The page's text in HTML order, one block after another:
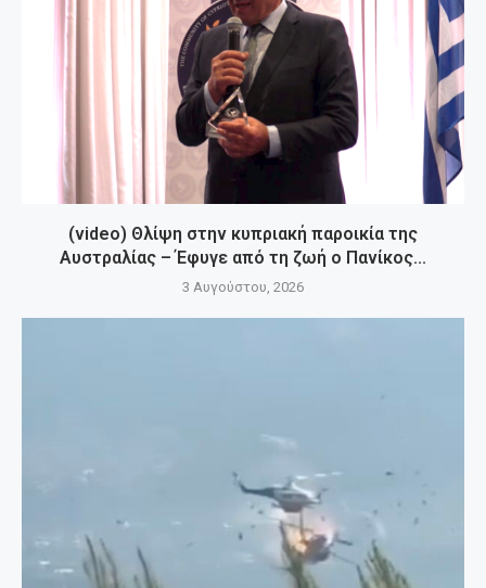
(video) Θλίψη στην κυπριακή παροικία της
Αυστραλίας – Έφυγε από τη ζωή ο Πανίκος...
3 Αυγούστου, 2026